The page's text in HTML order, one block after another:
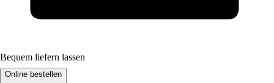
Bequem liefern lassen
Online bestellen